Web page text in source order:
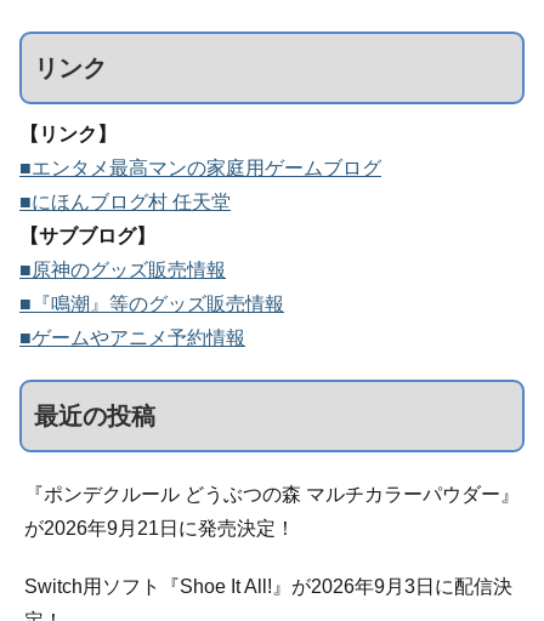
リンク
【リンク】
■エンタメ最高マンの家庭用ゲームブログ
■にほんブログ村 任天堂
【サブブログ】
■原神のグッズ販売情報
■『鳴潮』等のグッズ販売情報
■ゲームやアニメ予約情報
最近の投稿
『ポンデクルール どうぶつの森 マルチカラーパウダー』
が2026年9月21日に発売決定！
Switch用ソフト『Shoe It All!』が2026年9月3日に配信決